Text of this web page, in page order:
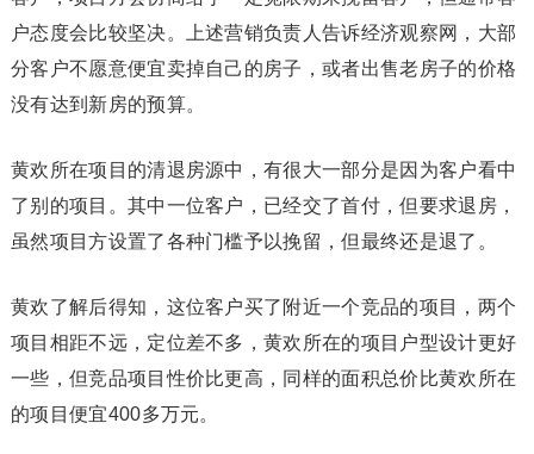
户态度会比较坚决。上述营销负责人告诉经济观察网，大部
分客户不愿意便宜卖掉自己的房子，或者出售老房子的价格
没有达到新房的预算。
黄欢所在项目的清退房源中，有很大一部分是因为客户看中
了别的项目。其中一位客户，已经交了首付，但要求退房，
虽然项目方设置了各种门槛予以挽留，但最终还是退了。
黄欢了解后得知，这位客户买了附近一个竞品的项目，两个
项目相距不远，定位差不多，黄欢所在的项目户型设计更好
一些，但竞品项目性价比更高，同样的面积总价比黄欢所在
的项目便宜400多万元。